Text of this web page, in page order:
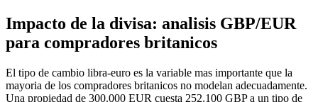
Impacto de la divisa: analisis GBP/EUR
para compradores britanicos
El tipo de cambio libra-euro es la variable mas importante que la
mayoria de los compradores britanicos no modelan adecuadamente.
Una propiedad de 300.000 EUR cuesta 252.100 GBP a un tipo de